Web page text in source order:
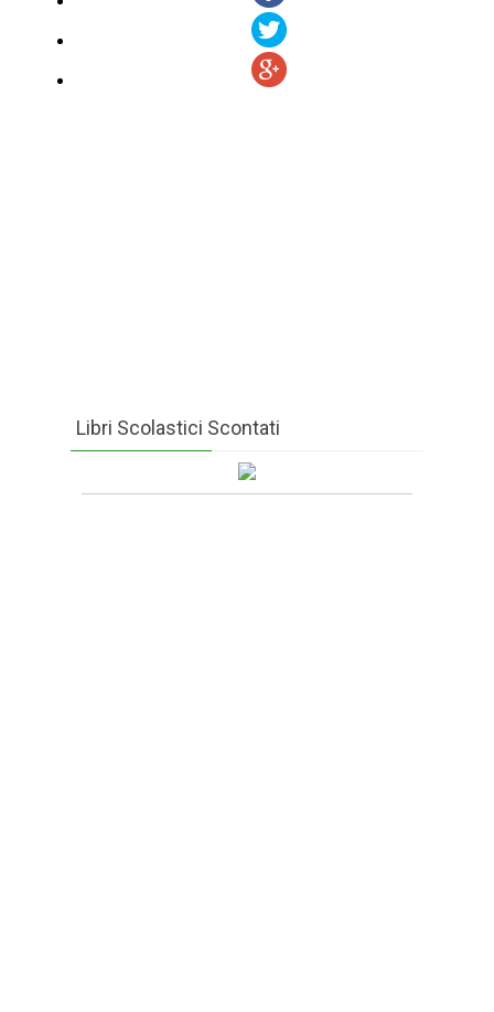
Libri Scolastici Scontati